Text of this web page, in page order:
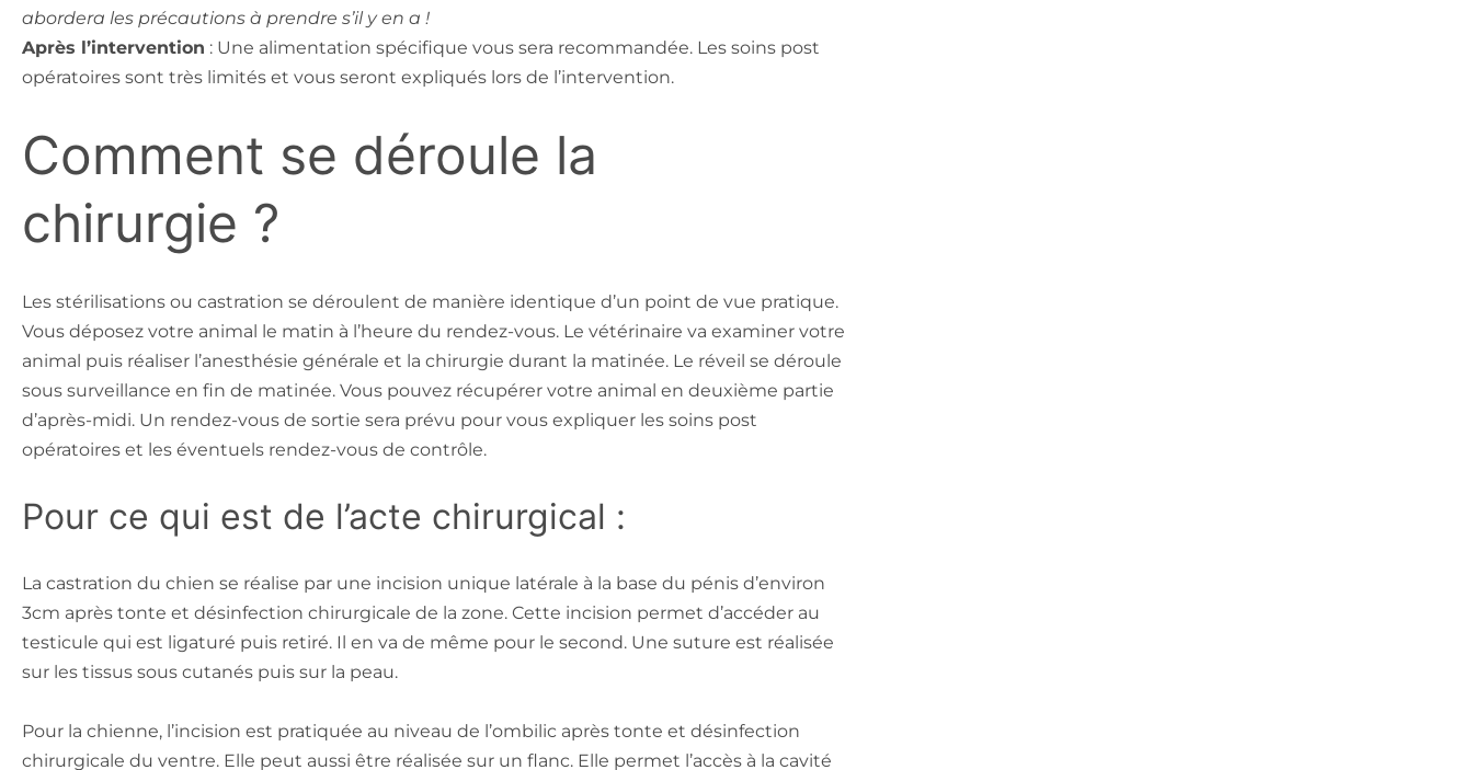
abordera les précautions à prendre s’il y en a !
Après l’intervention : Une alimentation spécifique vous sera recommandée. Les soins post
opératoires sont très limités et vous seront expliqués lors de l’intervention.
Comment se déroule la
chirurgie ?
Les stérilisations ou castration se déroulent de manière identique d’un point de vue pratique.
Vous déposez votre animal le matin à l’heure du rendez-vous. Le vétérinaire va examiner votre
animal puis réaliser l’anesthésie générale et la chirurgie durant la matinée. Le réveil se déroule
sous surveillance en fin de matinée. Vous pouvez récupérer votre animal en deuxième partie
d’après-midi. Un rendez-vous de sortie sera prévu pour vous expliquer les soins post
opératoires et les éventuels rendez-vous de contrôle.
Pour ce qui est de l’acte chirurgical :
La castration du chien se réalise par une incision unique latérale à la base du pénis d’environ
3cm après tonte et désinfection chirurgicale de la zone. Cette incision permet d’accéder au
testicule qui est ligaturé puis retiré. Il en va de même pour le second. Une suture est réalisée
sur les tissus sous cutanés puis sur la peau.
Pour la chienne, l’incision est pratiquée au niveau de l’ombilic après tonte et désinfection
chirurgicale du ventre. Elle peut aussi être réalisée sur un flanc. Elle permet l’accès à la cavité